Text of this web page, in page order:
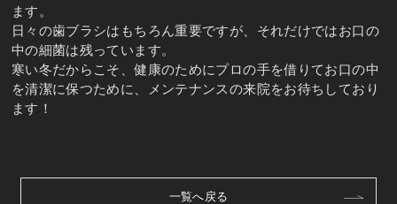
ます。
日々の歯ブラシはもちろん重要ですが、それだけではお口の
中の細菌は残っています。
寒い冬だからこそ、健康のためにプロの手を借りてお口の中
を清潔に保つために、メンテナンスの来院をお待ちしており
ます！
一覧へ戻る